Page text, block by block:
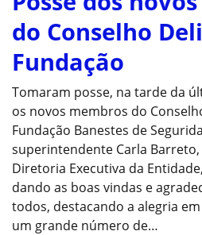
do Conselho
Fundação
Tomaram posse, na tarde da
os novos membros do
Fundação Banestes de
superintendente Carla
Diretoria Executiva da
dando as boas vindas e
todos, destacando a alegria
um grande número de…